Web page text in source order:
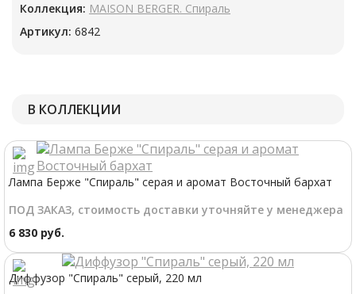
Коллекция: MAISON BERGER. Спираль
Артикул: 6842
В КОЛЛЕКЦИИ
Лампа Берже "Спираль" серая и аромат Восточный бархат
ПОД ЗАКАЗ, стоимость доставки уточняйте у менеджера
6 830 руб.
Диффузор "Спираль" серый, 220 мл